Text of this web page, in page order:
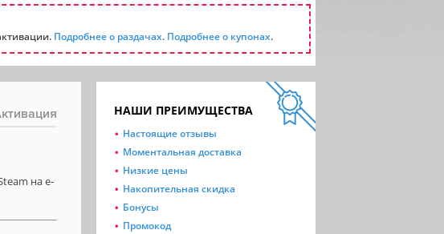
Подробнее о раздачах. Подробнее о купонах.
на e-
НАШИ ПРЕИМУЩЕСТВА
Настоящие отзывы
Моментальная доставка
Низкие цены
Накопительная скидка
Бонусы
Промокод